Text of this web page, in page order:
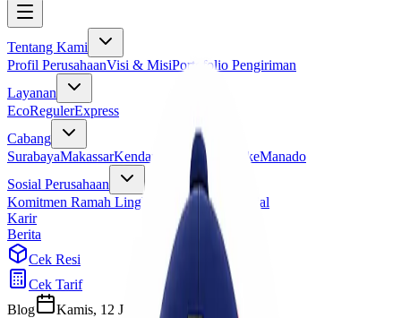
Tentang Kami
Profil PerusahaanVisi & MisiPortofolio Pengiriman
Layanan
EcoRegulerExpress
Cabang
SurabayaMakassarKendari Jayapura MeraukeManado
Sosial Perusahaan
Komitmen Ramah Lingkungan Program Sosial
Karir
Berita
Cek Resi
Cek Tarif
Blog
Kamis, 12 Juni 2025